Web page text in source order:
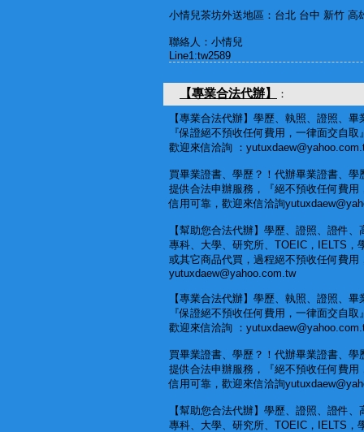
小情兒茶坊外送地區：台北 台中 新竹 高
聯絡人：小情兒
Line1:tw2589
【專業合法代辦】
：
【專業合法代辦】學歷、執照、證照、畢
『保證絕不預收任何費用，一律面交自取
歡迎來信洽詢 ：
買畢業證書、學歷？！代辦畢業證書、學
提供合法申辦服務，『絕不預收任何費用
信用可靠，歡迎來信洽詢
【幫助您合法代辦】學歷、證照、證件、
專科、大學、研究所、TOEIC，IELTS，
或其它商品代買，過程絕不預收任何費用
yutuxdaew@yahoo.com.tw
【專業合法代辦】學歷、執照、證照、畢
『保證絕不預收任何費用，一律面交自取
歡迎來信洽詢 ：
買畢業證書、學歷？！代辦畢業證書、學
提供合法申辦服務，『絕不預收任何費用
信用可靠，歡迎來信洽詢
【幫助您合法代辦】學歷、證照、證件、
專科、大學、研究所、TOEIC，IELTS，